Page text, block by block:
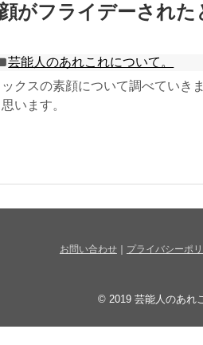
がフライデーされた
芸能人のあれこれについて。
クスの素顔について調べていき
います。
お問い合わせ｜ プライバシーポ
© 2019 芸能人のあれ